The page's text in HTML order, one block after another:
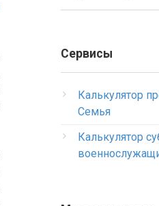
Сервисы
Калькулятор
Семья
Калькулятор